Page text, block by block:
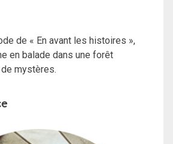
de « En avant les histoires »,
en balade dans une forêt
mystères.